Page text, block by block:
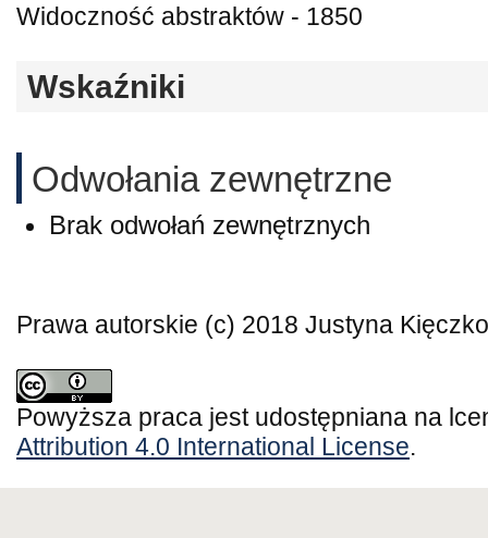
Widoczność abstraktów - 1850
Wskaźniki
Odwołania zewnętrzne
Brak odwołań zewnętrznych
Prawa autorskie (c) 2018 Justyna
Powyższa praca jest udostępniana na
Attribution 4.0 International License.